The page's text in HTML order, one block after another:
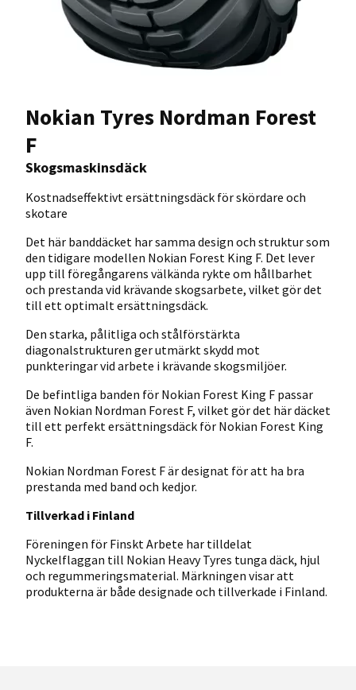
Nokian Tyres Nordman Forest
F
Skogsmaskinsdäck
Kostnadseffektivt ersättningsdäck för skördare och
skotare
Det här banddäcket har samma design och struktur som
den tidigare modellen Nokian Forest King F. Det lever
upp till föregångarens välkända rykte om hållbarhet
och prestanda vid krävande skogsarbete, vilket gör det
till ett optimalt ersättningsdäck.
Den starka, pålitliga och stålförstärkta
diagonalstrukturen ger utmärkt skydd mot
punkteringar vid arbete i krävande skogsmiljöer.
De befintliga banden för Nokian Forest King F passar
även Nokian Nordman Forest F, vilket gör det här däcket
till ett perfekt ersättningsdäck för Nokian Forest King
F.
Nokian Nordman Forest F är designat för att ha bra
prestanda med band och kedjor.
Tillverkad i Finland
Föreningen för Finskt Arbete har tilldelat
Nyckelflaggan till Nokian Heavy Tyres tunga däck, hjul
och regummeringsmaterial. Märkningen visar att
produkterna är både designade och tillverkade i Finland.